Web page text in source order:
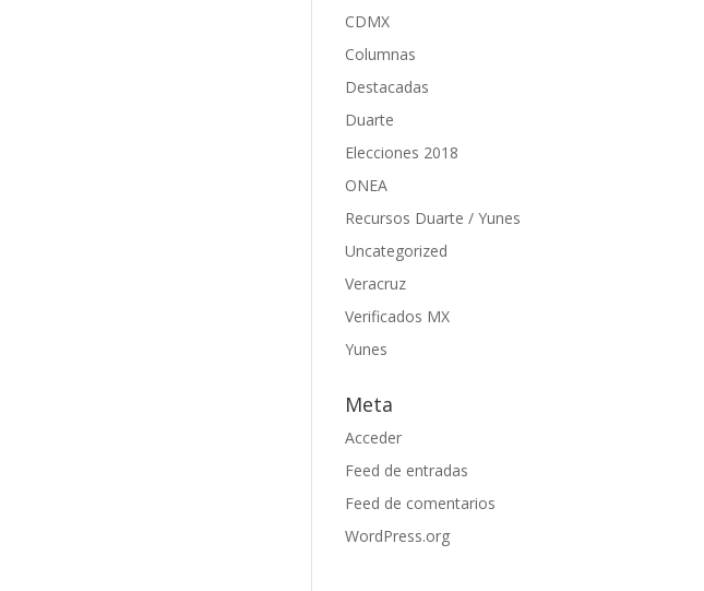
CDMX
Columnas
Destacadas
Duarte
Elecciones 2018
ONEA
Recursos Duarte / Yunes
Uncategorized
Veracruz
Verificados MX
Yunes
Meta
Acceder
Feed de entradas
Feed de comentarios
WordPress.org